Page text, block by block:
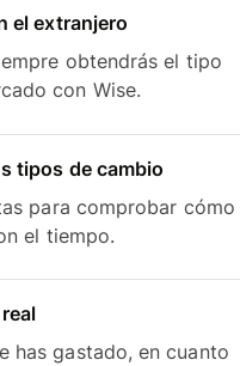
el extranjero
obtendrás el tipo
con Wise.
tipos de cambio
para comprobar cómo
el tiempo.
has gastado, en cuanto